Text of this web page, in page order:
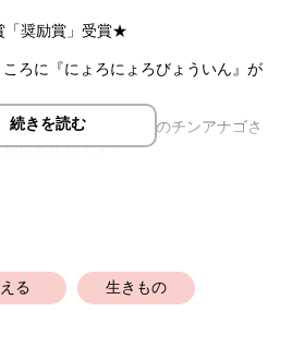
「奨励賞」受賞★
ろに『にょろにょろびょういん』が
うみへび先生、受付のチンアナゴさ
察に大忙しです！
いにょろ！」
の中で大活躍！
ろ！
の、楽しくてクセになりそうなお魚
続きを読む
る 生きもの